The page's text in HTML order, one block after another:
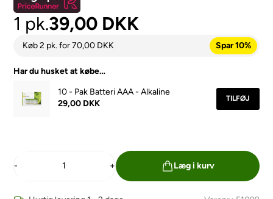
1 pk.39,00 DKK
Køb 2 pk.for70,00 DKK Spar 10%
Har du husket at købe…
TILFØJ
10 - Pak Batteri AAA - Alkaline
29,00 DKK
- + Læg i kurv